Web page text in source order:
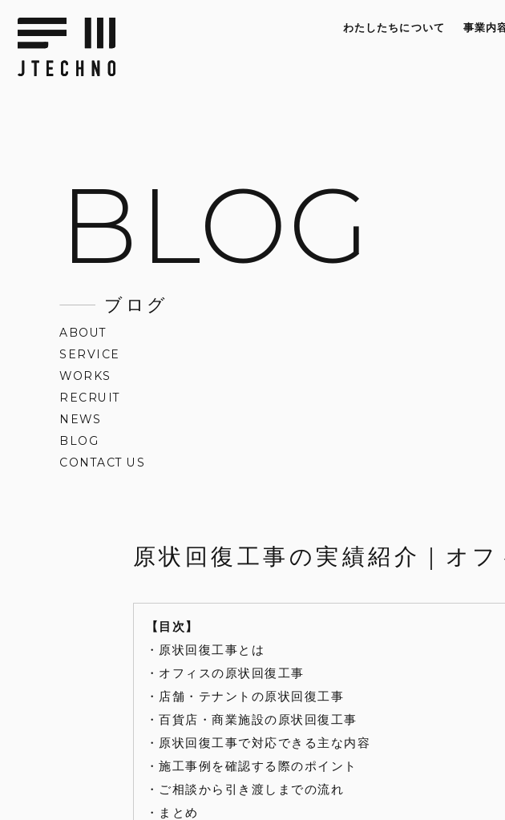
わたしたちについて 事業内
BLOG
ブログ
ABOUT
SERVICE
WORKS
RECRUIT
NEWS
BLOG
CONTACT US
原状回復工事の実績紹介｜オ
【目次】
・ 原状回復工事とは
・ オフィスの原状回復工事
・ 店舗・テナントの原状回復工事
・百貨店・商業施設の原状回復工事
・ 原状回復工事で対応できる主な内容
・施工事例を確認する際のポイント
・ ご相談から引き渡しまでの流れ
・
まとめ